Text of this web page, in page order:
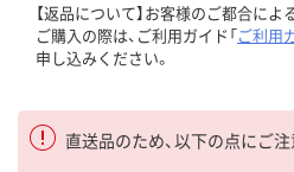
【返品について】お客様のご都合によ
ご購入の際は、ご利用ガイド「ご利用
申し込みください。
直送品のため、以下の点にご注